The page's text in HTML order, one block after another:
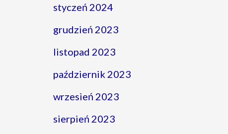
styczeń 2024
grudzień 2023
listopad 2023
październik 2023
wrzesień 2023
sierpień 2023